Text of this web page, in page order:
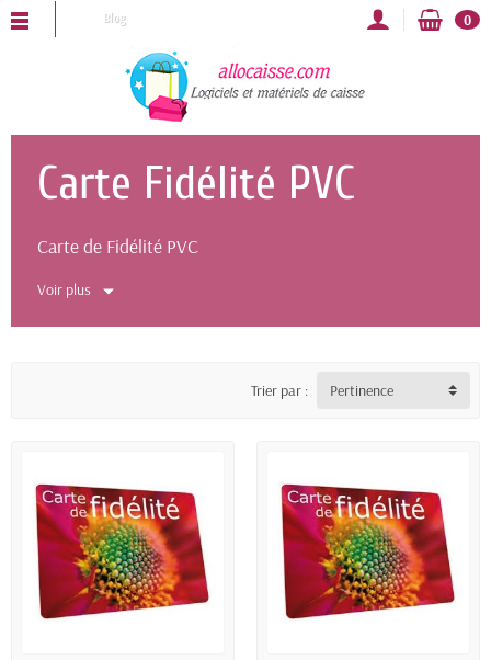
Blog 0
ALLOCAISSE vous souhaite une bonne année 2025 !
Carte Fidélité PVC
Carte de Fidélité PVC
Voir plus
Trier par : Pertinence